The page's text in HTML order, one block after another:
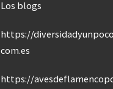
Los blogs
https://
com.es
https://